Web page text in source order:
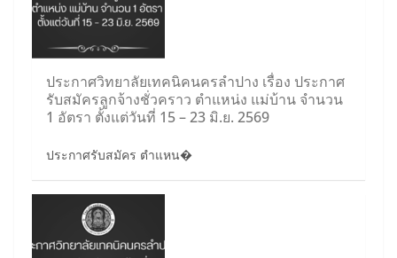
ประกาศวิทยาลัยเทคนิคนครลำปาง เรื่อง ประกาศ
รับสมัครลูกจ้างชั่วคราว ตำแหน่ง แม่บ้าน จำนวน
1 อัตรา ตั้งแต่วันที่ 15 – 23 มิ.ย. 2569
ประกาศรับสมัคร ตำแหน�